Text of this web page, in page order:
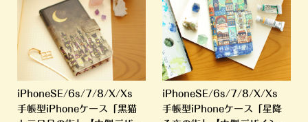
iPhoneSE/6s/7/8/X/Xs
手帳型iPhoneケース「黒猫
iPhoneSE/6s/7/8/X/Xs
手帳型iPhoneケース「星降